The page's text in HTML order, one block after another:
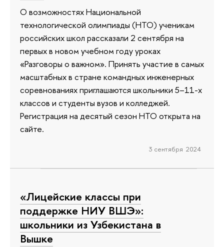
О возможностях Национальной
технологической олимпиады (НТО) ученикам
российских школ рассказали 2 сентября на
первых в новом учебном году уроках
«Разговоры о важном». Принять участие в самых
масштабных в стране командных инженерных
соревнованиях приглашаются школьники 5–11-х
классов и студенты вузов и колледжей.
Регистрация на десятый сезон НТО открыта на
сайте.
3 сентября 2024
«Лицейские классы при
поддержке НИУ ВШЭ»:
школьники из Узбекистана в
Вышке